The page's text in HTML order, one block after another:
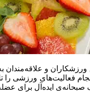
و علاقه‌مندان
فعالیت‌های ورزشی
صبحانه‌ی ایده‌آل برای